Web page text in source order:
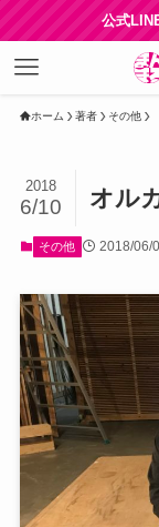
公式
ホーム 著者 その他
オル
2018
6/10
その他 2018/06/